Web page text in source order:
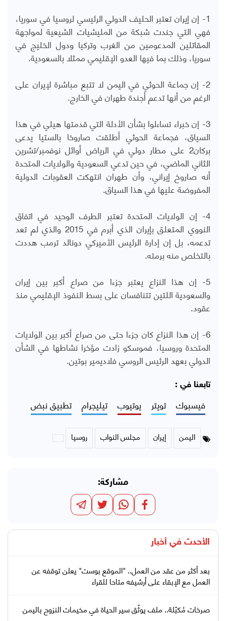
1- إن إيران تعتبر الحليف الدولي الرئيسي لروسيا في سوريا،
فهي التي جندت شبكة من المليشيات الشيعية لمواجهة
المقاتلين المدعومين من الغرب وتركيا ودول الخليج في
سوريا، وذلك بما فيها العدو الإقليمي ممثلا بالسعودية.
2- إن جماعة الحوثي في اليمن لا تتبع مباشرة لإيران على
الرغم من أنها تدعم أجندة طهران في الخارج.
3- إن خبراء تساءلوا بشأن الأدلة التي قدمتها هيلي في هذا
السياق، فجماعة الحوثي أطلقت صاروخا بالستيا يدعى
بركان2 على مطار دولي في الرياض أوائل نوفمبر/تشرين
الثاني الماضي، في حين تدعي السعودية والولايات المتحدة
أنه صاروخ إيراني، وأن طهران انتهكت العقوبات الدولية
المفروضة عليها في هذا السياق.
4- إن الولايات المتحدة تعتبر الطرف الوحيد في اتفاق
النووي المتعلق بإيران الذي أبرم في 2015 والذي لم تعد
تدعمه، بل إن إدارة الرئيس الأميركي دونالد ترمب هددت
بالتخلص منه برمته.
5- إن هذا النزاع يعتبر جزءا من صراع أكبر بين إيران
والسعودية اللتين تتنافسان على بسط النفوذ الإقليمي منذ
عقود.
6- إن هذا النزاع كان جزءا حتى من صراع أكبر بين الولايات
المتحدة وروسيا، فموسكو زادت مؤخرا نشاطها في الشأن
الدولي بعهد الرئيس الروسي فلاديمير بوتين.
تابعنا في :
فيسبوك تويتر يوتيوب تيليجرام تطبيق نبض
اليمن إيران مجلس النواب روسيا
مشاركة:
الأحدث في أخبار
بعد أكثر من عقد من العمل.. "الموقع بوست" يعلن توقفه عن
العمل مع الإبقاء على أرشيفه متاحا للقراء
صرخات مُكبّلة.. ملف يوثّق سير الحياة في مخيمات النزوح باليمن